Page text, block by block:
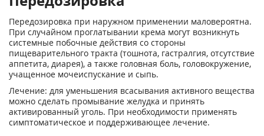
Передозировка при наружном применении маловероятна.
При случайном проглатывании крема могут возникнуть
системные побочные действия со стороны
пищеварительного тракта (тошнота, гастралгия, отсутствие
аппетита, диарея), а также головная боль, головокружение,
учащенное мочеиспускание и сыпь.
Лечение: для уменьшения всасывания активного вещества
можно сделать промывание желудка и принять
активированный уголь. При необходимости применять
симптоматическое и поддерживающее лечение.